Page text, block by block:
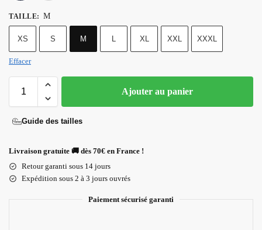
TAILLE: M
XS S M L XL XXL XXXL
Effacer
Ajouter au panier
Guide des tailles
Livraison gratuite 🚚 dès 70€ en France !
Retour garanti sous 14 jours
Expédition sous 2 à 3 jours ouvrés
Paiement sécurisé garanti